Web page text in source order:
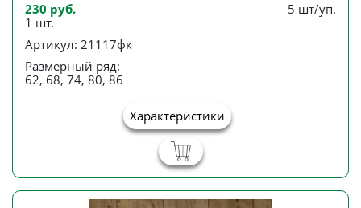
230 руб.
1 шт.
5 шт/уп.
Артикул: 21117фк
Размерный ряд:
62, 68, 74, 80, 86
Характеристики